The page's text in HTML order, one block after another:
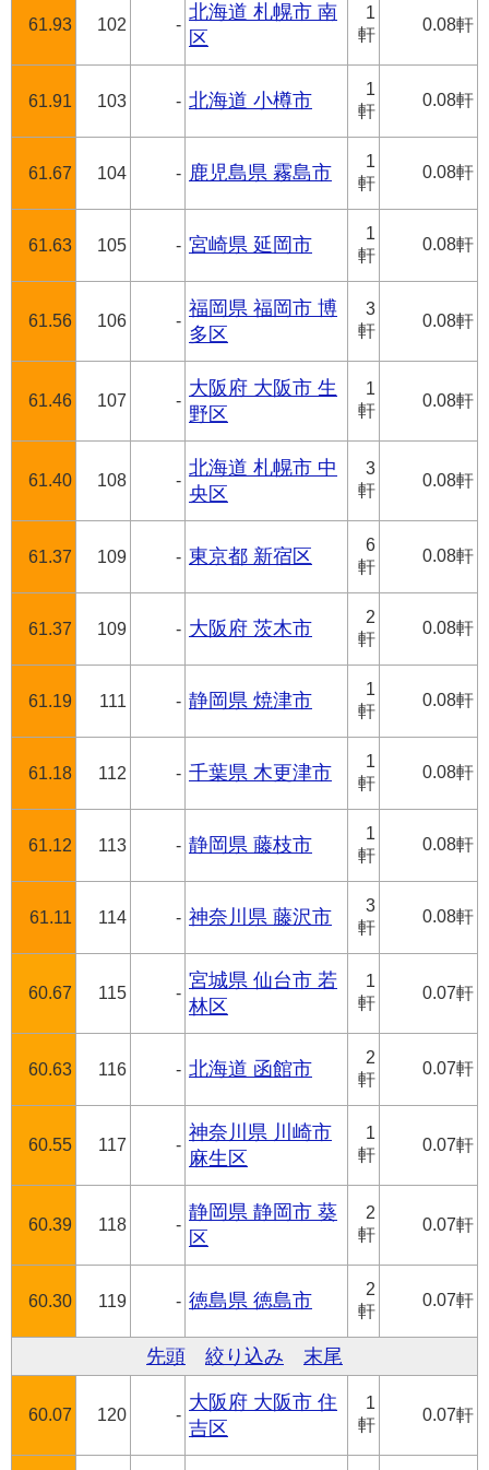
61.93 102 -
北海道 札幌市 南
区
1
軒
0.08軒
61.91 103 - 北海道 小樽市
1
軒
0.08軒
61.67 104 - 鹿児島県 霧島市
1
軒
0.08軒
61.63 105 - 宮崎県 延岡市
1
軒
0.08軒
61.56 106 -
福岡県 福岡市 博
多区
3
軒
0.08軒
61.46 107 -
大阪府 大阪市 生
野区
1
軒
0.08軒
61.40 108 -
北海道 札幌市 中
央区
3
軒
0.08軒
61.37 109 - 東京都 新宿区
6
軒
0.08軒
61.37 109 - 大阪府 茨木市
2
軒
0.08軒
61.19 111 - 静岡県 焼津市
1
軒
0.08軒
61.18 112 - 千葉県 木更津市
1
軒
0.08軒
61.12 113 - 静岡県 藤枝市
1
軒
0.08軒
61.11 114 - 神奈川県 藤沢市
3
軒
0.08軒
60.67 115 -
宮城県 仙台市 若
林区
1
軒
0.07軒
60.63 116 - 北海道 函館市
2
軒
0.07軒
60.55 117 -
神奈川県 川崎市
麻生区
1
軒
0.07軒
60.39 118 -
静岡県 静岡市 葵
区
2
軒
0.07軒
60.30 119 - 徳島県 徳島市
2
軒
0.07軒
先頭 絞り込み 末尾
60.07 120 -
大阪府 大阪市 住
吉区
1
軒
0.07軒